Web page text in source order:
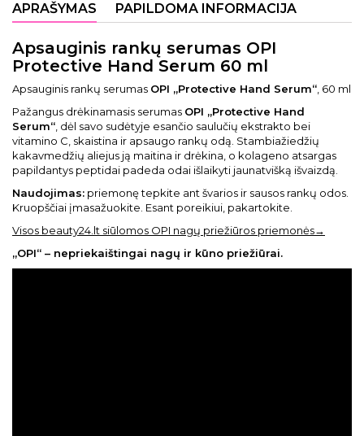
APRAŠYMAS PAPILDOMA INFORMACIJA
Apsauginis rankų serumas OPI
Protective Hand Serum 60 ml
Apsauginis rankų serumas OPI „Protective Hand Serum“ , 60 ml
Pažangus drėkinamasis serumas OPI „Protective Hand
Serum“ , dėl savo sudėtyje esančio saulučių ekstrakto bei
vitamino C, skaistina ir apsaugo rankų odą. Stambiažiedžių
kakavmedžių aliejus ją maitina ir drėkina, o kolageno atsargas
papildantys peptidai padeda odai išlaikyti jaunatvišką išvaizdą.
Naudojimas: priemonę tepkite ant švarios ir sausos rankų odos.
Kruopščiai įmasažuokite. Esant poreikiui, pakartokite.
Visos beauty24.lt siūlomos OPI nagų priežiūros priemonės→
„OPI“ – nepriekaištingai nagų ir kūno priežiūrai.